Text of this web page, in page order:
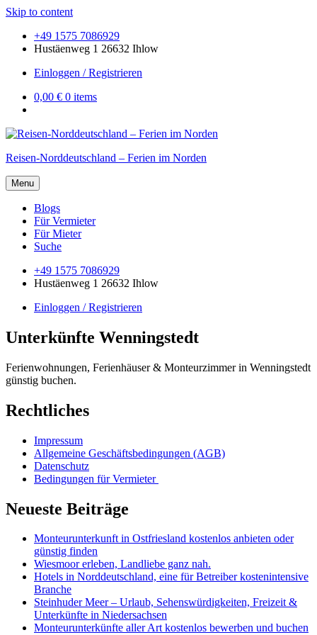
Skip to content
+49 1575 7086929
Hustäenweg 1 26632 Ihlow
Einloggen / Registrieren
0,00 € 0 items
Reisen-Norddeutschland – Ferien im Norden
Menu
Blogs
Für Vermieter
Für Mieter
Suche
+49 1575 7086929
Hustäenweg 1 26632 Ihlow
Einloggen / Registrieren
Unterkünfte Wenningstedt
Ferienwohnungen, Ferienhäuser & Monteurzimmer in Wenningstedt
günstig buchen.
Rechtliches
Impressum
Allgemeine Geschäftsbedingungen (AGB)
Datenschutz
Bedingungen für Vermieter
Neueste Beiträge
Monteurunterkunft in Ostfriesland kostenlos anbieten oder
günstig finden
Wiesmoor erleben, Landliebe ganz nah.
Hotels in Norddeutschland, eine für Betreiber kostenintensive
Branche
Steinhuder Meer – Urlaub, Sehenswürdigkeiten, Freizeit &
Unterkünfte in Niedersachsen
Monteurunterkünfte aller Art kostenlos bewerben und buchen